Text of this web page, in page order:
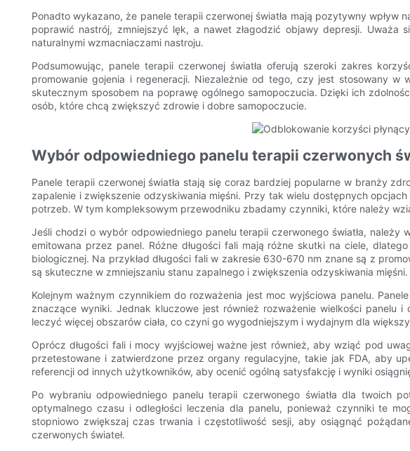
Ponadto wykazano, że panele terapii czerwonej światła mają pozytywny
poprawić nastrój, zmniejszyć lęk, a nawet złagodzić objawy depresji. Uważa
naturalnymi wzmacniaczami nastroju.
Podsumowując, panele terapii czerwonej światła oferują szeroki zakres
promowanie gojenia i regeneracji. Niezależnie od tego, czy jest stosowany w
skutecznym sposobem na poprawę ogólnego samopoczucia. Dzięki ich
osób, które chcą zwiększyć zdrowie i dobre samopoczucie.
Wybór odpowiedniego panelu terapii czerwonych
Panele terapii czerwonej światła stają się coraz bardziej popularne w branży
zapalenie i zwiększenie odzyskiwania mięśni. Przy tak wielu dostępnych
potrzeb. W tym kompleksowym przewodniku zbadamy czynniki, które należy
Jeśli chodzi o wybór odpowiedniego panelu terapii czerwonego światła,
emitowana przez panel. Różne długości fali mają różne skutki na ciele,
biologicznej. Na przykład długości fali w zakresie 630-670 nm znane są z
są skuteczne w zmniejszaniu stanu zapalnego i zwiększenia odzyskiwania mięśni.
Kolejnym ważnym czynnikiem do rozważenia jest moc wyjściowa panelu.
znaczące wyniki. Jednak kluczowe jest również rozważenie wielkości panelu
leczyć więcej obszarów ciała, co czyni go wygodniejszym i wydajnym dla
Oprócz długości fali i mocy wyjściowej ważne jest również, aby wziąć pod
przetestowane i zatwierdzone przez organy regulacyjne, takie jak FDA, aby
referencji od innych użytkowników, aby ocenić ogólną satysfakcję i wyniki
Po wybraniu odpowiedniego panelu terapii czerwonego światła dla twoich
optymalnego czasu i odległości leczenia dla panelu, ponieważ czynniki te
stopniowo zwiększaj czas trwania i częstotliwość sesji, aby osiągnąć
czerwonych świateł.